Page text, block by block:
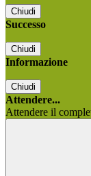
Chiudi
Successo
Chiudi
Informazione
Chiudi
Attendere...
Attendere il